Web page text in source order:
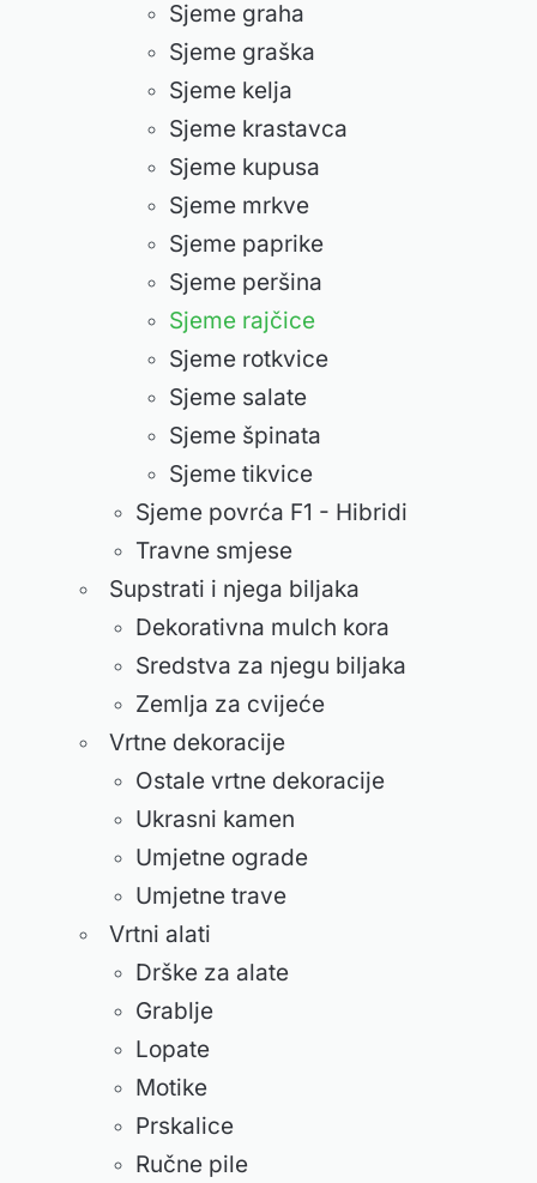
Sjeme graha
Sjeme graška
Sjeme kelja
Sjeme krastavca
Sjeme kupusa
Sjeme mrkve
Sjeme paprike
Sjeme peršina
Sjeme rajčice
Sjeme rotkvice
Sjeme salate
Sjeme špinata
Sjeme tikvice
Sjeme povrća F1 - Hibridi
Travne smjese
Supstrati i njega biljaka
Dekorativna mulch kora
Sredstva za njegu biljaka
Zemlja za cvijeće
Vrtne dekoracije
Ostale vrtne dekoracije
Ukrasni kamen
Umjetne ograde
Umjetne trave
Vrtni alati
Drške za alate
Grablje
Lopate
Motike
Prskalice
Ručne pile